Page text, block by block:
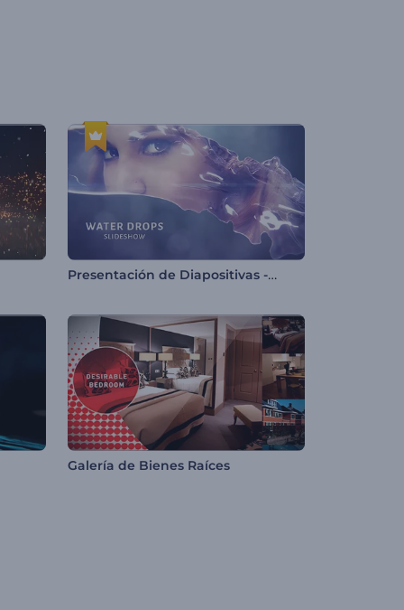
Presentación de Diapositivas - Gotas de Agua
Galería de Bienes Raíces